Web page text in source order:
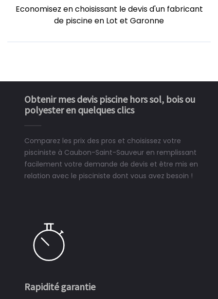
Economisez en choisissant le devis d'un fabricant
de piscine en Lot et Garonne
Obtenir mes devis piscine hors sol, bois ou
polyester en quelques clics
Comparez les prix des pros et choisissez votre
pisciniste à Caubon-Saint-Sauveur en remplissant
facilement votre demande de devis et être mis en
relation avec le pisciniste dont vous avez besoin !
Rapidité garantie